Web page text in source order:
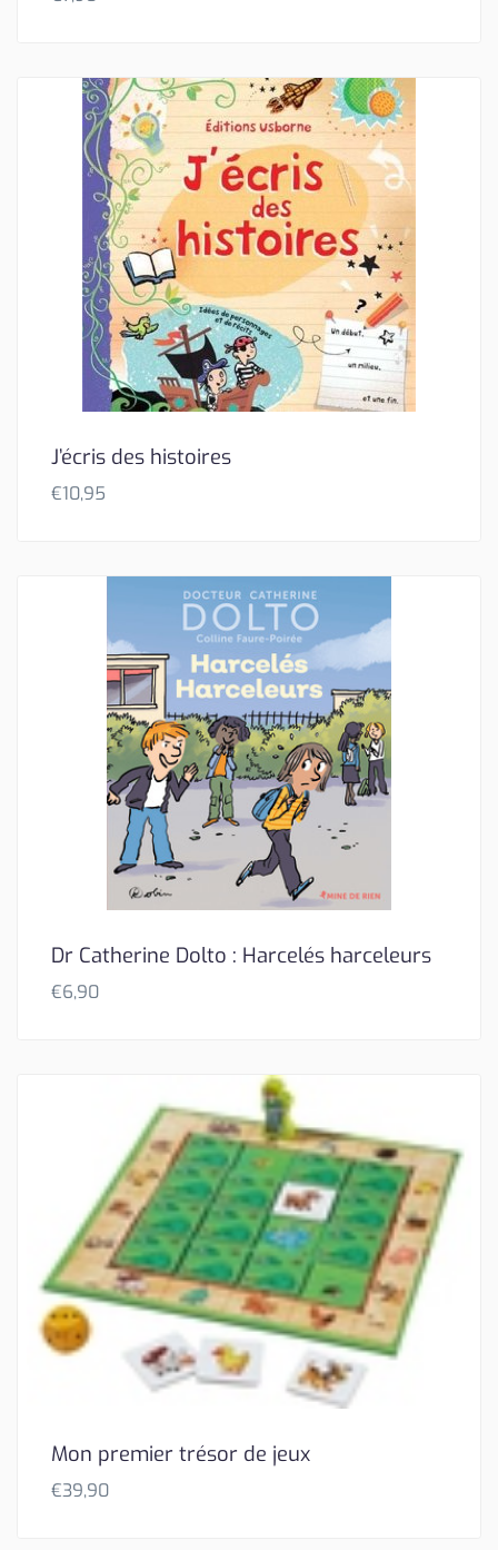
J’écris des histoires
€10,95
Dr Catherine Dolto : Harcelés harceleurs
€6,90
Mon premier trésor de jeux
€39,90